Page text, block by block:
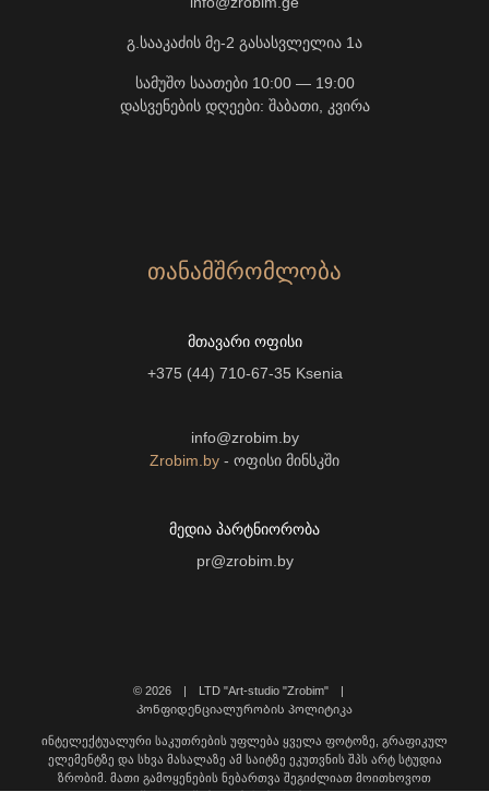
გ.სააკაძის მე-2 გასასვლელია 1ა
სამუშო საათები 10:00 — 19:00
დასვენების დღეები: შაბათი, კვირა
ᲗᲐᲜᲐᲛᲨᲠᲝᲛᲚᲝᲑᲐ
ᲛᲗᲐᲕᲐᲠᲘ ᲝᲤᲘᲡᲘ
+375 (44) 710-67-35 Ksenia
info@zrobim.by
Zrobim.by - ოფისი მინსკში
ᲛᲔᲓᲘᲐ ᲞᲐᲠᲢᲜᲘᲝᲠᲝᲑᲐ
pr@zrobim.by
© 2026 | LTD "Art-studio "Zrobim" |
Კონფიდენციალურობის პოლიტიკა
ინტელექტუალური საკუთრების უფლება ყველა ფოტოზე, გრაფიკულ
ელემენტზე და სხვა მასალაზე ამ საიტზე ეკუთვნის შპს არტ სტუდია
ზრობიმ. მათი გამოყენების ნებართვა შეგიძლიათ მოითხოვოთ